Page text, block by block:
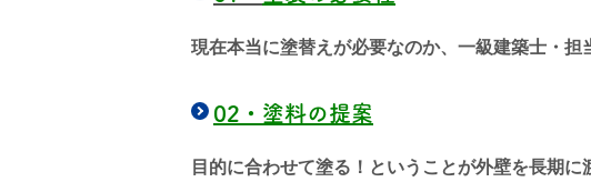
現在本当に塗替えが必要なのか、一級建築士・担
02・ 塗料の提案
目的に合わせて塗る！ということが外壁を長期に